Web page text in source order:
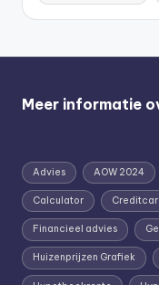
Meer informatie
Advies AOW 2024
Calculator
Financieel advies
Huizenprijzen Grafiek